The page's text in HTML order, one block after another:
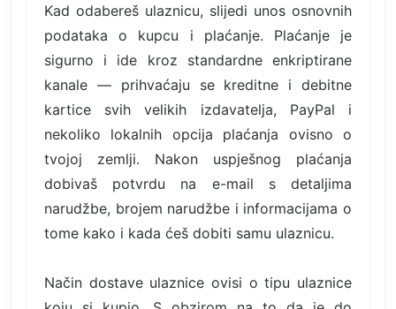
Kad odabereš ulaznicu, slijedi unos osnovnih
podataka o kupcu i plaćanje. Plaćanje je
sigurno i ide kroz standardne enkriptirane
kanale — prihvaćaju se kreditne i debitne
kartice svih velikih izdavatelja, PayPal i
nekoliko lokalnih opcija plaćanja ovisno o
tvojoj zemlji. Nakon uspješnog plaćanja
dobivaš potvrdu na e-mail s detaljima
narudžbe, brojem narudžbe i informacijama o
tome kako i kada ćeš dobiti samu ulaznicu.
Način dostave ulaznice ovisi o tipu ulaznice